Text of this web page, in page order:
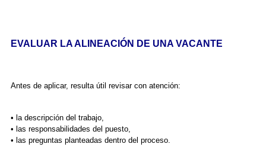
EVALUAR LA ALINEACIÓN DE UNA VACANTE
Antes de aplicar, resulta útil revisar con atención:
• la descripción del trabajo,
• las responsabilidades del puesto,
• las preguntas planteadas dentro del proceso.